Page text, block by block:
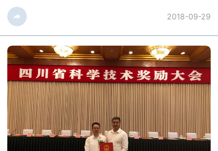
台演播大厅举行。四川省人民政府副省长彭宇行、国家知识
产权局副局长廖涛出席活动并颁奖。节目现场，对荣获
2018-09-29